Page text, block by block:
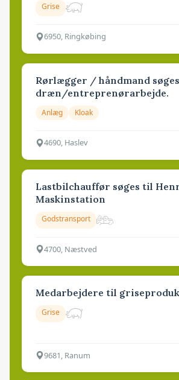
Grise
6950, Ringkøbing
Rørlægger / håndmand
dræn/entreprenørarbejde.
Anlæg Kloak
4690, Haslev
Lastbilchauffør søges til
Maskinstation
Godstransport
4700, Næstved
Medarbejdere til
Grise
9681, Ranum